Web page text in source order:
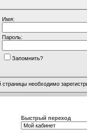
Имя:
Пароль:
Запомнить?
страницы необходимо
Быстрый переход